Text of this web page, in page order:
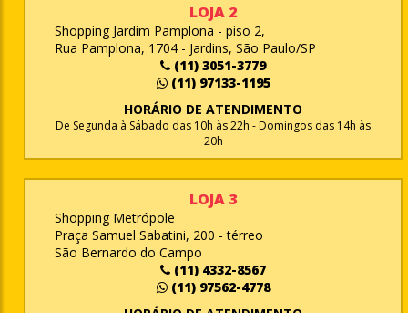
LOJA 2
Shopping Jardim Pamplona - piso 2,
Rua Pamplona, 1704 - Jardins, São Paulo/SP
(11) 3051-3779
(11) 97133-1195
HORÁRIO DE ATENDIMENTO
De Segunda à Sábado das 10h às 22h - Domingos das 14h às
20h
LOJA 3
Shopping Metrópole
Praça Samuel Sabatini, 200 - térreo
São Bernardo do Campo
(11) 4332-8567
(11) 97562-4778